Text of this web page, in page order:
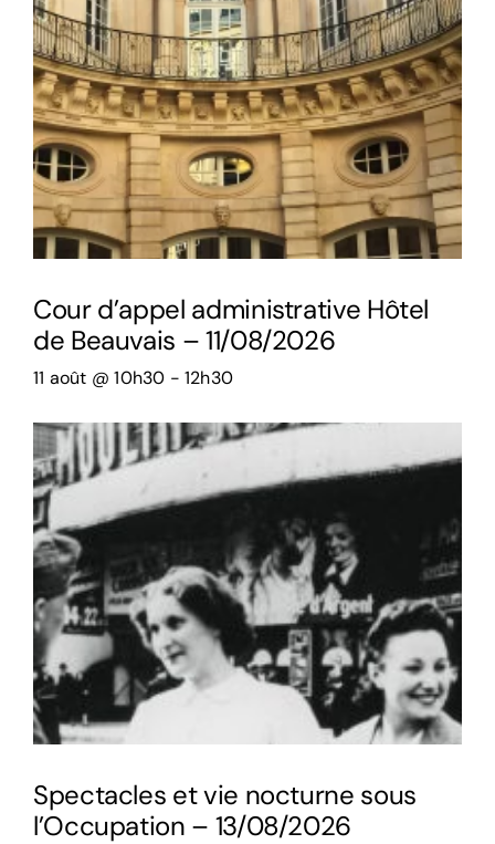
Cour d’appel administrative Hôtel
de Beauvais – 11/08/2026
11 août @ 10h30 - 12h30
Spectacles et vie nocturne sous
l’Occupation – 13/08/2026